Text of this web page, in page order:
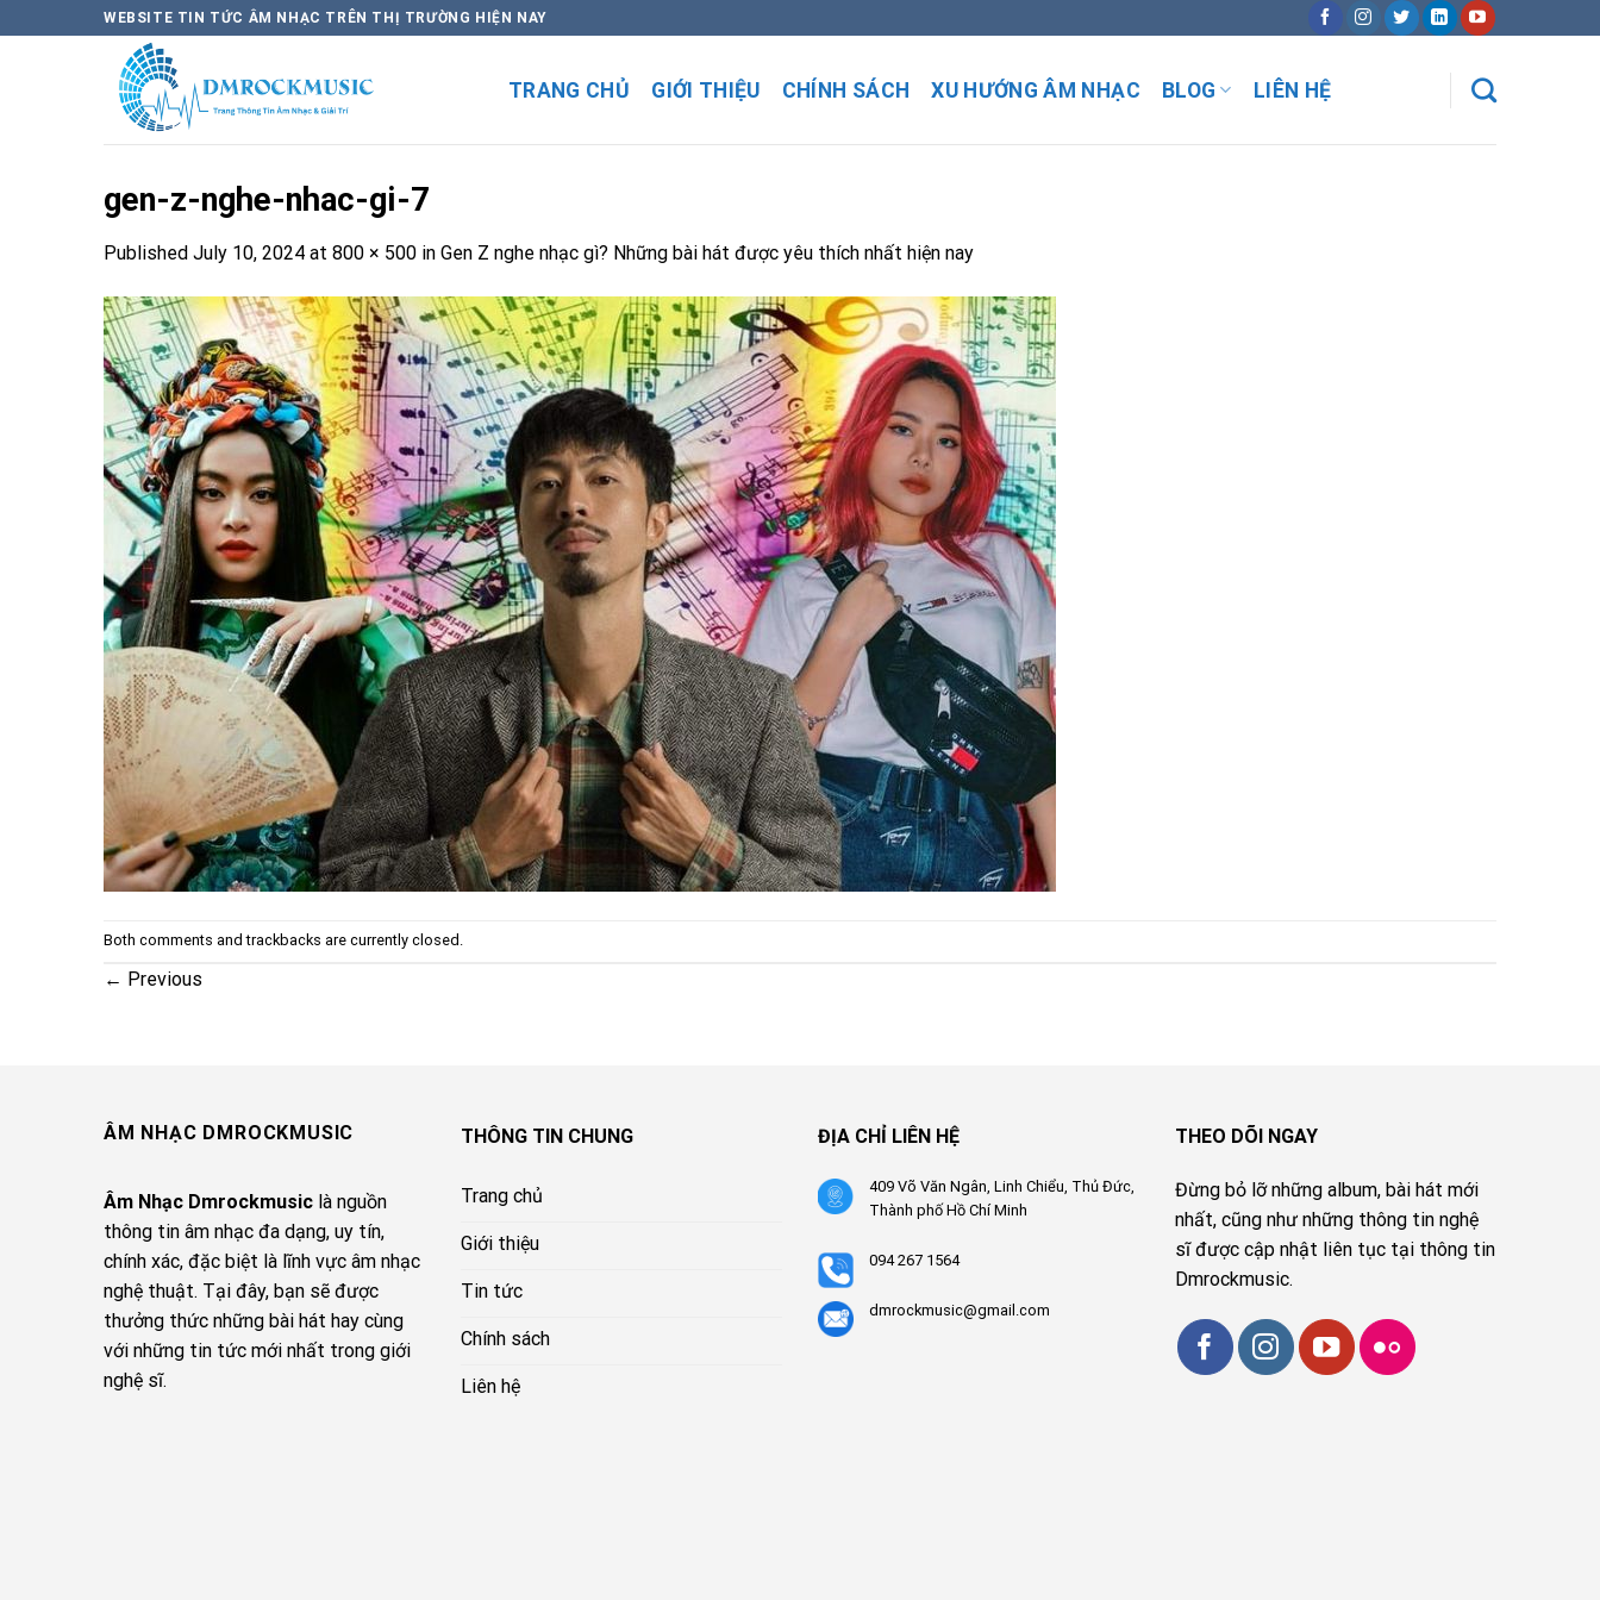
WEBSITE TIN TỨC ÂM NHẠC TRÊN THỊ TRƯỜNG HIỆN NAY
TRANG CHỦ GIỚI THIỆU CHÍNH SÁCH XU HƯỚNG ÂM NHẠC BLOG LIÊN HỆ
gen-z-nghe-nhac-gi-7
Published July 10, 2024 at 800 × 500 in Gen Z nghe nhạc gì? Những bài hát được yêu thích nhất hiện nay
Both comments and trackbacks are currently closed.
← Previous
ÂM NHẠC DMROCKMUSIC
Âm Nhạc Dmrockmusic là nguồn
thông tin âm nhạc đa dạng, uy tín,
chính xác, đặc biệt là lĩnh vực âm nhạc
nghệ thuật. Tại đây, bạn sẽ được
thưởng thức những bài hát hay cùng
với những tin tức mới nhất trong giới
nghệ sĩ.
THÔNG TIN CHUNG
Trang chủ
Giới thiệu
Tin tức
Chính sách
Liên hệ
ĐỊA CHỈ LIÊN HỆ
409 Võ Văn Ngân, Linh Chiểu, Thủ Đức,
Thành phố Hồ Chí Minh
094 267 1564
dmrockmusic@gmail.com
THEO DÕI NGAY
Đừng bỏ lỡ những album, bài hát mới
nhất, cũng như những thông tin nghệ
sĩ được cập nhật liên tục tại thông tin
Dmrockmusic.